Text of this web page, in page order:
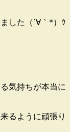
した（´∀｀*）ｳ
気持ちが本当に
るように頑張り